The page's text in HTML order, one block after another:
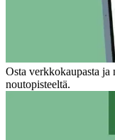
Osta verkkokaupasta ja
noutopisteeltä.